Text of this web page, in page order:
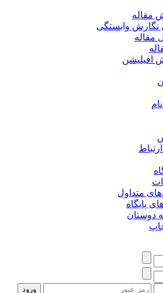
مقاله
نگارش وابستگی
افیلیشن
متداول
پایگاه
دوستان